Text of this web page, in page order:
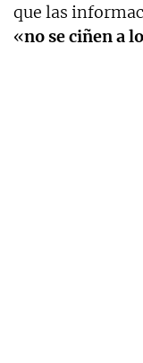
que las
«no se ciñen a